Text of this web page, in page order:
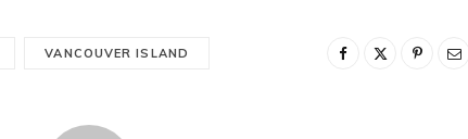
VANCOUVER ISLAND